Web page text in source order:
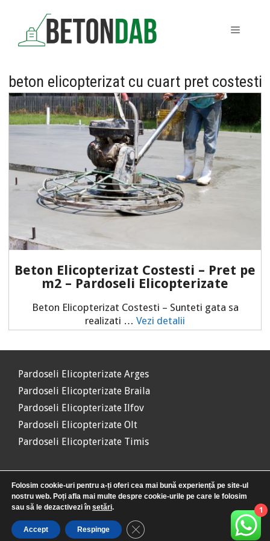
conținut
MENIU
beton elicopterizat cu cuart pret costesti
Beton Elicopterizat Costesti – Pret pe
m2 – Pardoseli Elicopterizate
Beton Elicopterizat Costesti – Sunteti gata sa
realizati … Vezi detalii
Pardoseli Elicopterizate Arges
Pardoseli Elicopterizate Braila
Pardoseli Elicopterizate Ilfov
Pardoseli Elicopterizate Olt
Pardoseli Elicopterizate Timis
© 2026 www.beton-elicopterizat.info
• Toate drepturile
rezervate.
Folosim cookie-uri pentru a-ți oferi cea mai bună experiență pe site-ul
nostru web. Poți afla mai multe despre cookie-urile pe care le folosim
sau să le dezactivezi în setări.
Accept Respinge Close GDPR Cookie Banner
1